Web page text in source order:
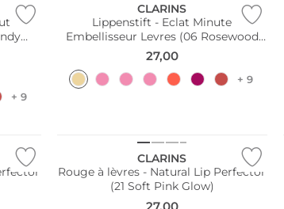
+ 9
CLARINS
Lippenstift - Eclat Minute
Embellisseur Levres (06 Rosewood
Shimmer)
27,00
+ 9
CLARINS
Rouge à lèvres - Natural Lip Perfector
(21 Soft Pink Glow)
27,00